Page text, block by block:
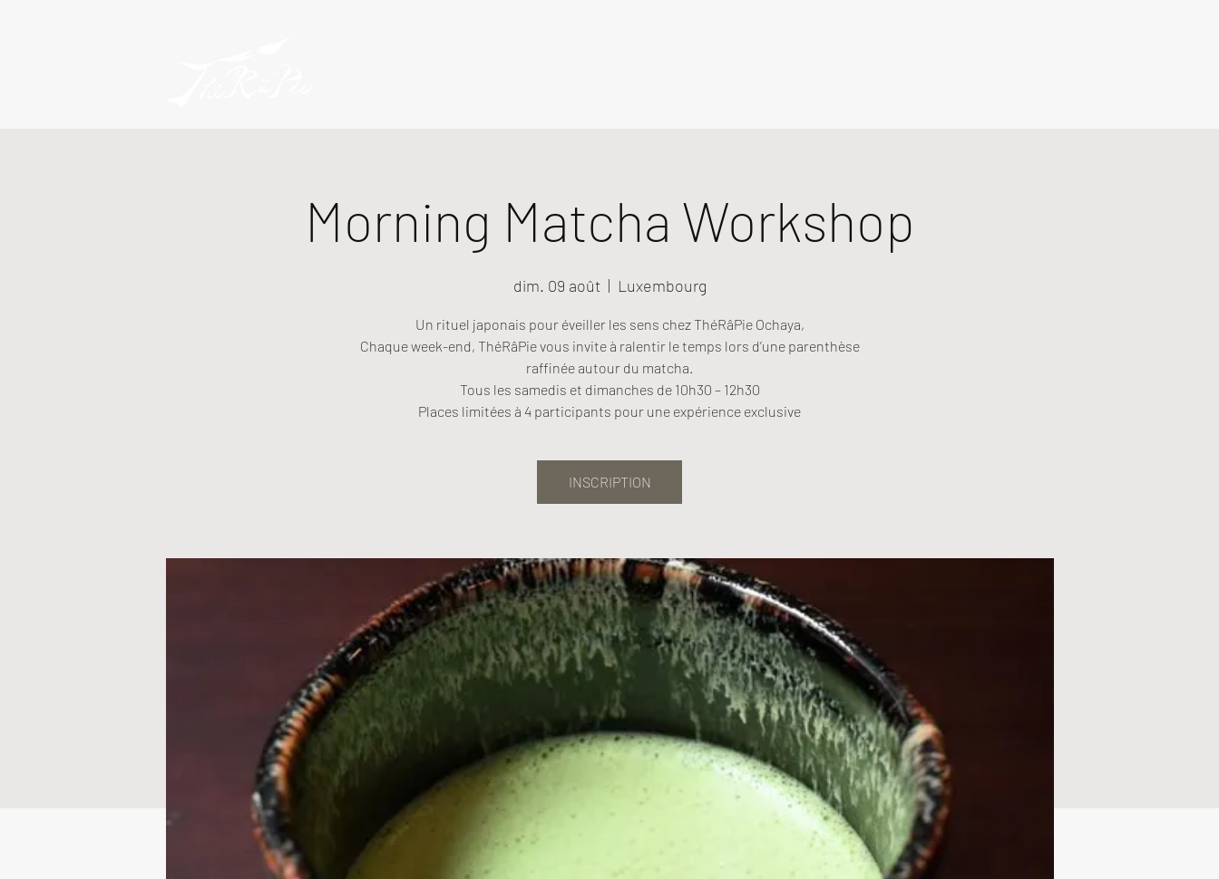
Morning Matcha Workshop
dim. 09 août
  |
Luxembourg
Un rituel japonais pour éveiller les sens chez ThéRâPie Ochaya,
Chaque week-end, ThéRâPie vous invite à ralentir le temps lors d’une parenthèse
raffinée autour du matcha.
Tous les samedis et dimanches de 10h30 – 12h30
Places limitées à 4 participants pour une expérience exclusive
INSCRIPTION